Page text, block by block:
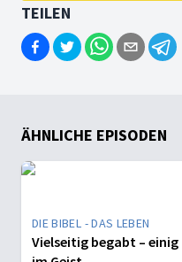
TEILEN
ÄHNLICHE EPISODEN
DIE BIBEL - DAS LEBEN
Vielseitig begabt – einig